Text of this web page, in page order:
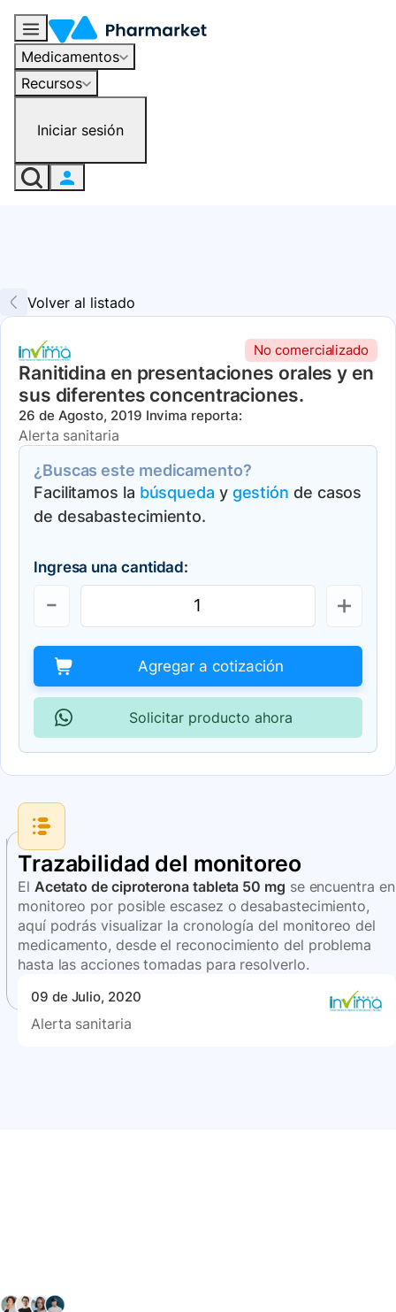
Medicamentos
Recursos
Iniciar sesión
Volver al listado
No comercializado
Ranitidina en presentaciones orales y en
sus diferentes concentraciones.
26 de Agosto, 2019 Invima reporta:
Alerta sanitaria
¿Buscas este medicamento?
Facilitamos la búsqueda y gestión de casos
de desabastecimiento.
Ingresa una cantidad:
Agregar a cotización
Solicitar producto ahora
Trazabilidad del monitoreo
El Acetato de ciproterona tableta 50 mg se encuentra en
monitoreo por posible escasez o desabastecimiento,
aquí podrás visualizar la cronología del monitoreo del
medicamento, desde el reconocimiento del problema
hasta las acciones tomadas para resolverlo.
09 de Julio, 2020
Alerta sanitaria